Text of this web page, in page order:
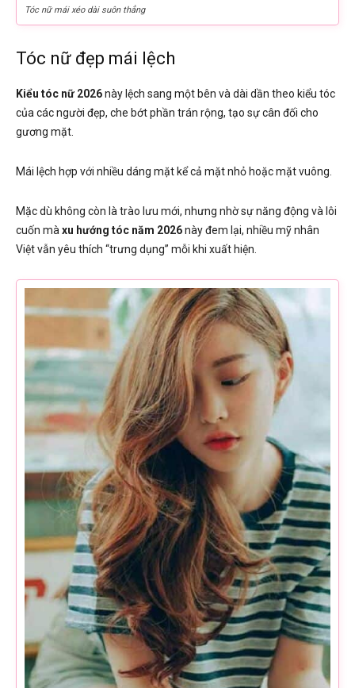
Tóc nữ mái xéo dài suôn thẳng
Tóc nữ đẹp mái lệch
Kiểu tóc nữ 2026này lệch sang một bên và dài dần theo kiểu tóc
của các người đẹp, che bớt phần trán rộng, tạo sự cân đối cho
gương mặt.
Mái lệch hợp với nhiều dáng mặt kể cả mặt nhỏ hoặc mặt vuông.
Mặc dù không còn là trào lưu mới, nhưng nhờ sự năng động và lôi
cuốn mà xu hướng tóc năm 2026này đem lại, nhiều mỹ nhân
Việt vẫn yêu thích “trưng dụng” mỗi khi xuất hiện.